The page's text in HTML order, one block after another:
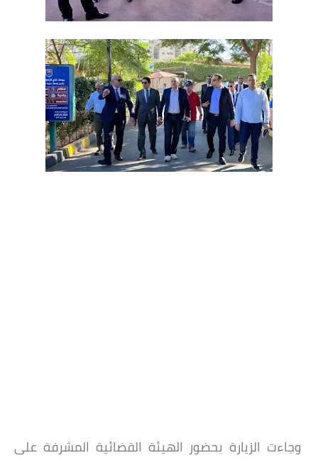
وجاءت الزيارة بحضور الهيئة القضائية المشرفة على